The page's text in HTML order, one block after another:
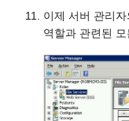
이제 서버 관리
역할과 관련된